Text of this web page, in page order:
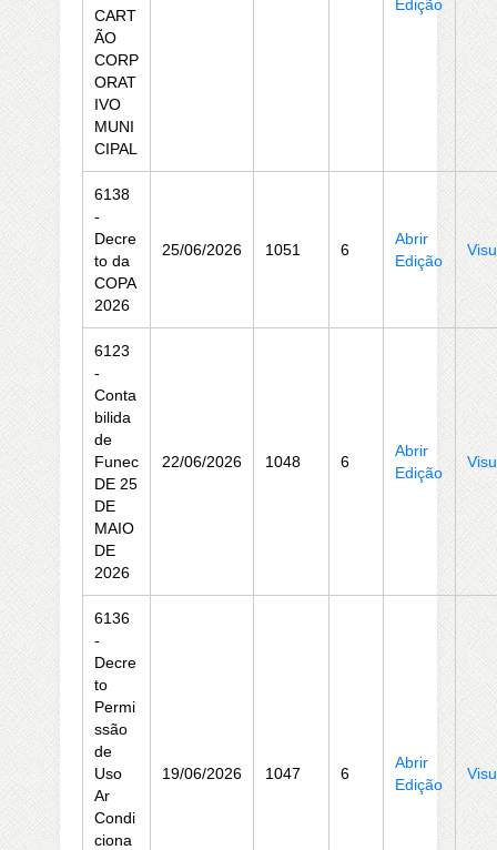
CART
ÃO
CORP
ORAT
IVO
MUNI
CIPAL
Edição
6138
-
Decre
to da
COPA
2026
25/06/2026 1051 6
Abrir
Edição
6123
-
Conta
bilida
de
Funec
DE 25
DE
MAIO
DE
2026
22/06/2026 1048 6
Abrir
Edição
6136
-
Decre
to
Permi
ssão
de
Uso
Ar
Condi
ciona
19/06/2026 1047 6
Abrir
Edição